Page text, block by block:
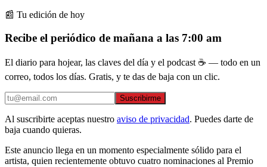
📰 Tu edición de hoy
Recibe el periódico de mañana a las 7:00 am
El diario para hojear, las claves del día y el podcast ☕ — todo en un
correo, todos los días. Gratis, y te das de baja con un clic.
Suscribirme
Al suscribirte aceptas nuestro aviso de privacidad. Puedes darte de
baja cuando quieras.
Este anuncio llega en un momento especialmente sólido para el
artista, quien recientemente obtuvo cuatro nominaciones al Premio